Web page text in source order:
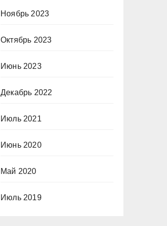
Ноябрь 2023
Октябрь 2023
Июнь 2023
Декабрь 2022
Июль 2021
Июнь 2020
Май 2020
Июль 2019